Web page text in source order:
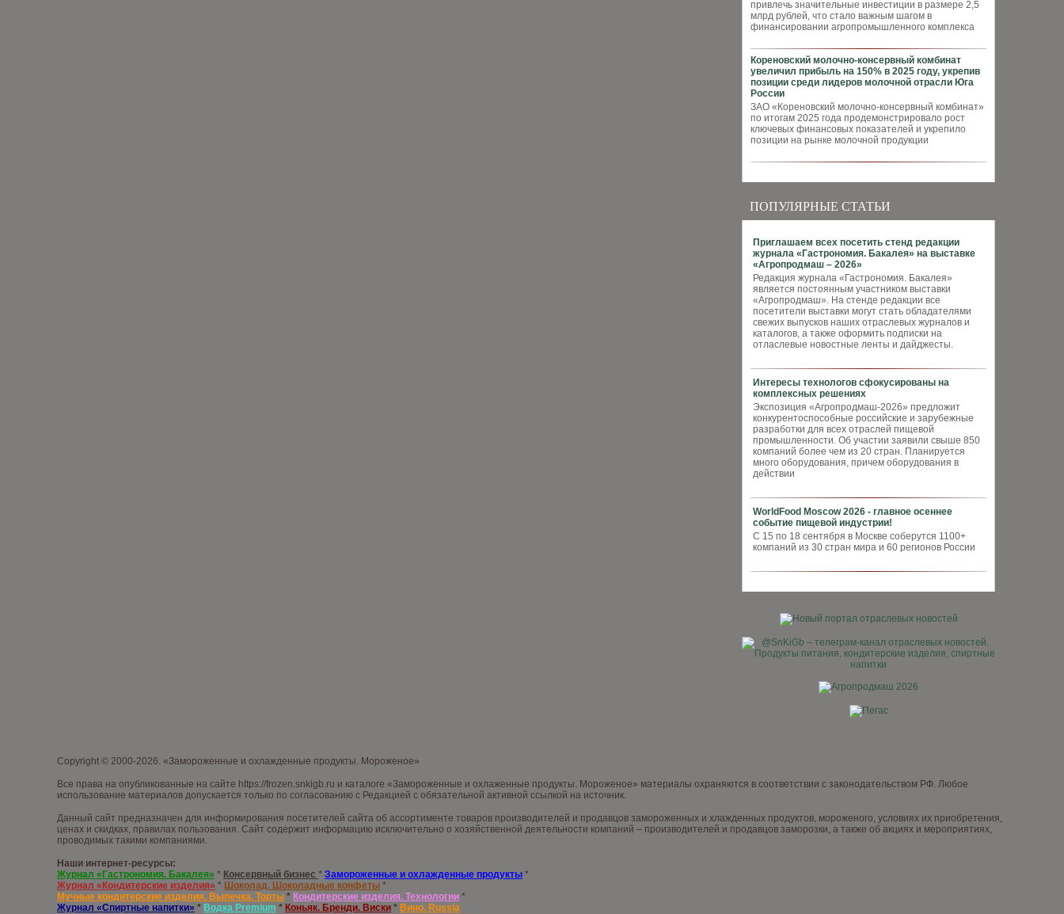
привлечь значительные инвестиции в размере 2,5
млрд рублей, что стало важным шагом в
финансировании агропромышленного комплекса
Кореновский молочно-консервный комбинат
увеличил прибыль на 150% в 2025 году, укрепив
позиции среди лидеров молочной отрасли Юга
России
ЗАО «Кореновский молочно-консервный комбинат»
по итогам 2025 года продемонстрировало рост
ключевых финансовых показателей и укрепило
позиции на рынке молочной продукции
ПОПУЛЯРНЫЕ СТАТЬИ
Приглашаем всех посетить стенд редакции
журнала «Гастрономия. Бакалея» на выставке
«Агропродмаш – 2026»
Редакция журнала «Гастрономия. Бакалея»
является постоянным участником выставки
«Агропродмаш». На стенде редакции все
посетители выставки могут стать обладателями
свежих выпусков наших отраслевых журналов и
каталогов, а также оформить подписки на
отласлевые новостные ленты и дайджесты.
Интересы технологов сфокусированы на
комплексных решениях
Экспозиция «Агропродмаш-2026» предложит
конкурентоспособные российские и зарубежные
разработки для всех отраслей пищевой
промышленности. Об участии заявили свыше 850
компаний более чем из 20 стран. Планируется
много оборудования, причем оборудования в
действии
WorldFood Moscow 2026 - главное осеннее
событие пищевой индустрии!
С 15 по 18 сентября в Москве соберутся 1100+
компаний из 30 стран мира и 60 регионов России
Copyright © 2000-2026. «Замороженные и охлажденные продукты. Мороженое»
Все права на опубликованные на сайте https://frozen.snkigb.ru и каталоге «Замороженные и охлаженные продукты. Мороженое» материалы охраняются в соответствии с законодательством РФ. Любое
использование материалов допускается только по согласованию с Редакцией с обязательной активной ссылкой на источник.
Данный сайт предназначен для информирования посетителей сайта об ассортименте товаров производителей и продавцов замороженных и хлажденных продуктов, мороженого, условиях их приобретения,
ценах и скидках, правилах пользования. Сайт содержит информацию исключительно о хозяйственной деятельности компаний – производителей и продавцов заморозки, а также об акциях и мероприятиях,
проводимых такими компаниями.
Наши интернет-ресурсы:
Журнал «Гастрономия. Бакалея» * Консервный бизнес * Замороженные и охлажденные продукты *
Журнал «Кондитерские изделия» * Шоколад. Шоколадные конфеты *
Мучные кондитерские изделия. Выпечка. Торты * Кондитерские изделия. Технологии *
Журнал «Спиртные напитки» * Водка Premium * Коньяк. Бренди. Виски * Вино. Russia